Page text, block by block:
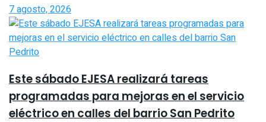
7 agosto, 2026
Este sábado EJESA realizará tareas
programadas para mejoras en el servicio
eléctrico en calles del barrio San Pedrito